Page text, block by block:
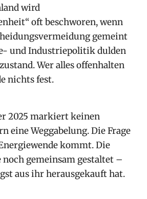
wird
oft beschworen, wenn
gemeint
und Industriepolitik dulden
Wer alles offenhalten
nichts fest.
2025 markiert keinen
eine Weggabelung. Die Frage
kommt. Die
noch gemeinsam gestaltet –
aus ihr herausgekauft hat.